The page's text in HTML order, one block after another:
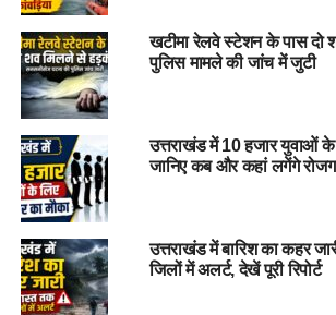
का अनुपूरक बजट सदन पटल पर रखा। इसके अलावा
पेश किए गए, जिनमें शामिल हैं:
उत्तराखंड विनियोग 2025-26 का अनुपूरक विधेयक
उत्तर प्रदेश श्री बदरीनाथ तथा श्री केदारनाथ
संशोधन विधेयक
धर्म स्वतंत्रता एवं विधि विरुद्ध प्रतिषेध संशोधन
निजी विश्वविद्यालय संशोधन विधेयक
साक्षी संरक्षण निरसन विधेयक
खटीमा रेलवे स्टेशन के पास दो
पुलिस मामले की जांच में जुटी
उत्तराखंड में 10 हजार युवाओं के
जानिए कब और कहां लगेंगे
उत्तराखंड में बारिश का कहर
जिलों में अलर्ट, देखें पूरी रिपोर्ट